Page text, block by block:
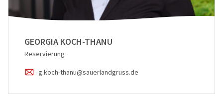
GEORGIA KOCH-THANU
Reservierung
g.koch-thanu@sauerlandgruss.de